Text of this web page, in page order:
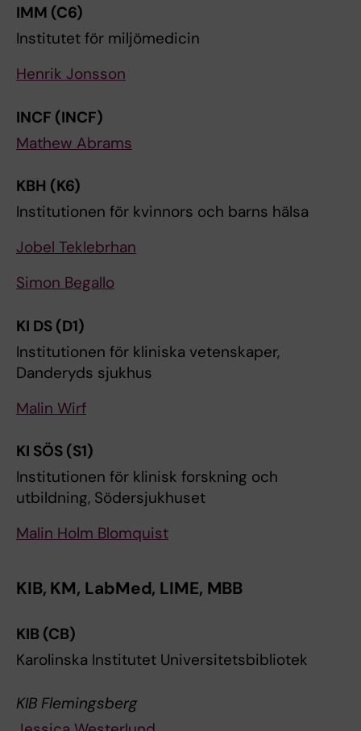
IMM (C6)
Institutet för miljömedicin
Henrik Jonsson
INCF (INCF)
Mathew Abrams
KBH (K6)
Institutionen för kvinnors och barns hälsa
Jobel Teklebrhan
Simon Begallo
KI DS (D1)
Institutionen för kliniska vetenskaper,
Danderyds sjukhus
Malin Wirf
KI SÖS (S1)
Institutionen för klinisk forskning och
utbildning, Södersjukhuset
Malin Holm Blomquist
KIB, KM, LabMed, LIME, MBB
KIB (CB)
Karolinska Institutet Universitetsbibliotek
KIB Flemingsberg